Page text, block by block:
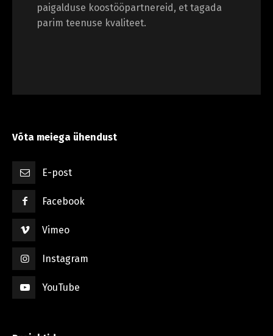
paigalduse koostööpartnereid, et tagada
parim teenuse kvaliteet.
Võta meiega ühendust
E-post
Facebook
Vimeo
Instagram
YouTube